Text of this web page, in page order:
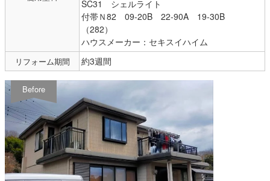
SC31 シェルライト
付帯Ｎ82 09-20B 22-90A 19-30B
（282）
ハウスメーカー：セキスイハイム
リフォーム期間 約3週間
Before